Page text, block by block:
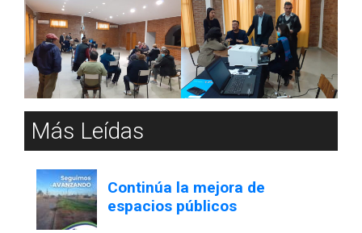
Más Leídas